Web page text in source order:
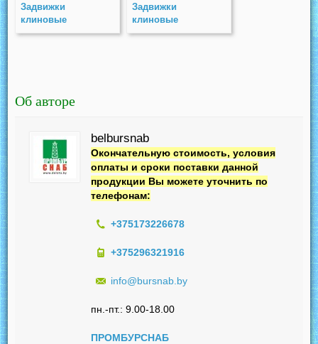
Задвижки
клиновые
двухдисковые
Задвижки
клиновые
двухдисковые
Об авторе
belbursnab
Окончательную стоимость, условия
оплаты и сроки поставки данной
продукции Вы можете уточнить по
телефонам:
+375173226678
+375296321916
info@bursnab.by
пн.-пт.: 9.00-18.00
ПРОМБУРСНАБ